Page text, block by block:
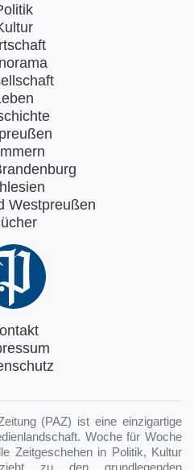
Westpreußen
(PAZ) ist eine einzigartige
Woche für Woche
Zeitgeschehen in Politik, Kultur